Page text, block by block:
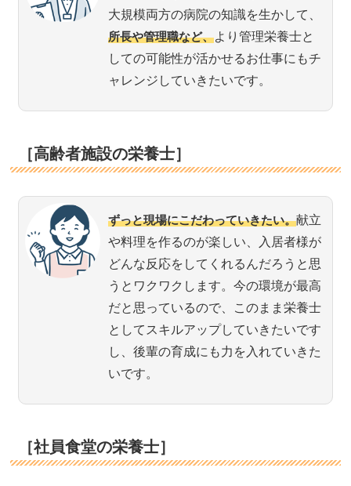
大規模両方の病院の知識を生かして、
所長や管理職など、より管理栄養士と
しての可能性が活かせるお仕事にもチ
ャレンジしていきたいです。
［高齢者施設の栄養士］
ずっと現場にこだわっていきたい。献立
や料理を作るのが楽しい、入居者様が
どんな反応をしてくれるんだろうと思
うとワクワクします。今の環境が最高
だと思っているので、このまま栄養士
としてスキルアップしていきたいです
し、後輩の育成にも力を入れていきた
いです。
［社員食堂の栄養士］